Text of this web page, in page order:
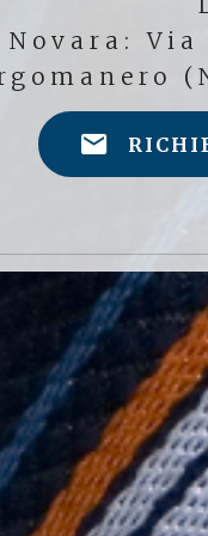
Novara: